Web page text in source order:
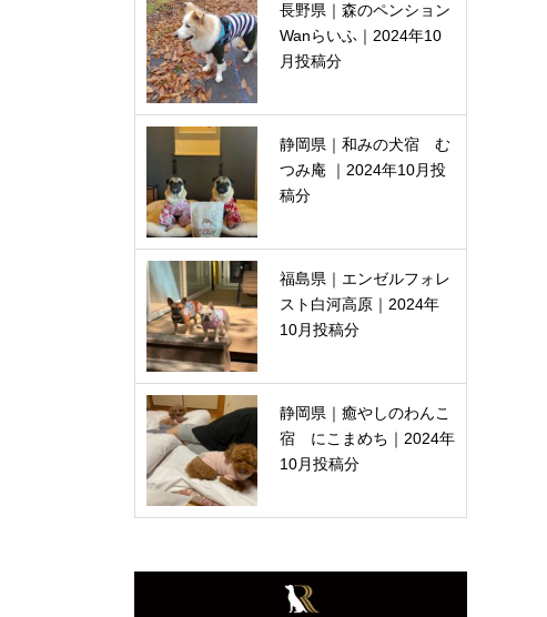
長野県｜森のペンション
Wanらいふ｜2024年10
月投稿分
静岡県｜和みの犬宿 む
つみ庵 ｜2024年10月投
稿分
福島県｜エンゼルフォレ
スト白河高原｜2024年
10月投稿分
静岡県｜癒やしのわんこ
宿 にこまめち｜2024年
10月投稿分